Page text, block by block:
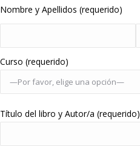
Nombre y Apellidos (requerido)
Curso (requerido)
Título del libro y Autor/a (requerido)